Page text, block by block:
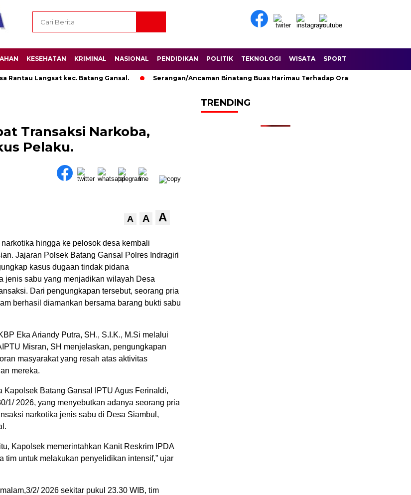
KESEHATAN KRIMINAL NASIONAL PENDIDIKAN POLITIK TEKNOLOGI WISATA SPORT
Langsat kec. Batang Gansal. Serangan/Ancaman Binatang Buas Harimau Terhadap Orang Di Sungai Balam
Transaksi Narkoba,
Pelaku.
A A A
hingga ke pelosok desa kembali
Jajaran Polsek Batang Gansal Polres Indragiri
kasus dugaan tindak pidana
jenis sabu yang menjadikan wilayah Desa
Dari pengungkapan tersebut, seorang pria
berhasil diamankan bersama barang bukti sabu
Eka Ariandy Putra, SH., S.I.K., M.Si melalui
Misran, SH menjelaskan, pengungkapan
masyarakat yang resah atas aktivitas
mereka.
Kapolsek Batang Gansal IPTU Agus Ferinaldi,
1/ 2026, yang menyebutkan adanya seorang pria
narkotika jenis sabu di Desa Siambul,
Kapolsek memerintahkan Kanit Reskrim IPDA
tim untuk melakukan penyelidikan intensif,” ujar
2/ 2026 sekitar pukul 23.30 WIB, tim
TRENDING